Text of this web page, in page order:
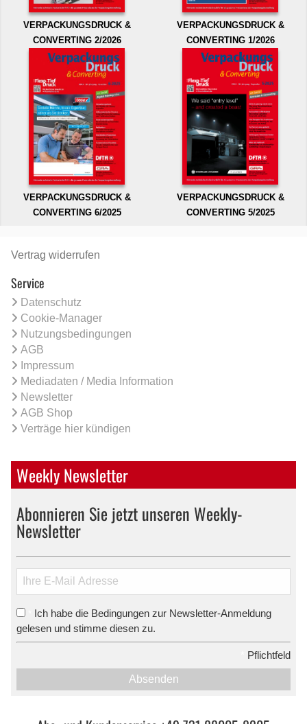
VERPACKUNGSDRUCK &
CONVERTING 2/2026
VERPACKUNGSDRUCK &
CONVERTING 1/2026
VERPACKUNGSDRUCK &
CONVERTING 6/2025
VERPACKUNGSDRUCK &
CONVERTING 5/2025
Vertrag widerrufen
Service
Datenschutz
Cookie-Manager
Nutzungsbedingungen
AGB
Impressum
Mediadaten / Media Information
Newsletter
AGB Shop
Verträge hier kündigen
Weekly Newsletter
Abonnieren Sie jetzt unseren Weekly-
Newsletter
Ich habe die Bedingungen zur Newsletter-Anmeldung
gelesen und stimme diesen zu.
Pflichtfeld
Absenden